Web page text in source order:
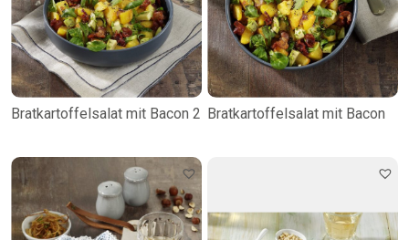
Bratkartoffelsalat mit Bacon 2 Bratkartoffelsalat mit Bacon